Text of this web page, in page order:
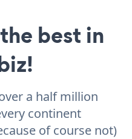
best in
a half million
continent
of course not)